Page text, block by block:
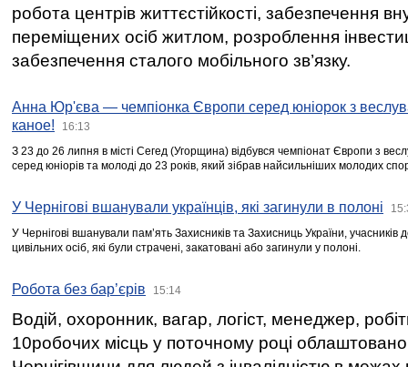
робота центрів життєстійкості, забезпечення
переміщених осіб житлом, розроблення
забезпечення сталого мобільного зв’язку.
Анна Юр'єва — чемпіонка Європи серед юніорок з
каное!
16:13
З 23 до 26 липня в місті Сегед (Угорщина) відбувся чемпіонат Європи з
серед юніорів та молоді до 23 років, який зібрав найсильніших молодих
У Чернігові вшанували українців, які загинули в полоні
У Чернігові вшанували пам’ять Захисників та Захисниць України,
цивільних осіб, які були страчені, закатовані або загинули у полоні.
Робота без бар’єрів 15:14
Водій, охоронник, вагар, логіст, менеджер,
10робочих місць у поточному році